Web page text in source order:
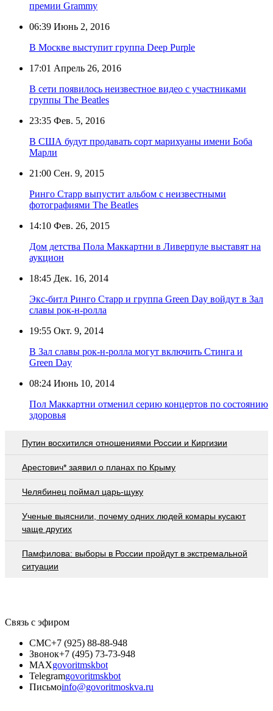
премии Grammy
06:39 Июнь 2, 2016
В Москве выступит группа Deep Purple
17:01 Апрель 26, 2016
В сети появилось неизвестное видео с участниками
группы The Beatles
23:35 Фев. 5, 2016
В США будут продавать сорт марихуаны имени Боба
Марли
21:00 Сен. 9, 2015
Ринго Старр выпустит альбом с неизвестными
фотографиями The Beatles
14:10 Фев. 26, 2015
Дом детства Пола Маккартни в Ливерпуле выставят на
аукцион
18:45 Дек. 16, 2014
Экс-битл Ринго Старр и группа Green Day войдут в Зал
славы рок-н-ролла
19:55 Окт. 9, 2014
В Зал славы рок-н-ролла могут включить Стинга и
Green Day
08:24 Июнь 10, 2014
Пол Маккартни отменил серию концертов по состоянию
здоровья
Путин восхитился отношениями России и Киргизии
Арестович* заявил о планах по Крыму
Челябинец поймал царь-щуку
Ученые выяснили, почему одних людей комары кусают
чаще других
Памфилова: выборы в России пройдут в экстремальной
ситуации
Связь с эфиром
СМС+7 (925) 88-88-948
Звонок+7 (495) 73-73-948
MAXgovoritmskbot
Telegramgovoritmskbot
Письмоinfo@govoritmoskva.ru